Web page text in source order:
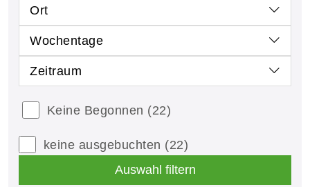
Ort
Wochentage
Zeitraum
Keine Begonnen (22)
keine ausgebuchten (22)
Auswahl filtern